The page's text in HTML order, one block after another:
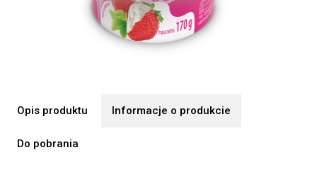
Opis produktu Informacje o produkcie
Do pobrania